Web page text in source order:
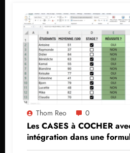
Thom Reo 0
Les CASES à COCHER
intégration dans une